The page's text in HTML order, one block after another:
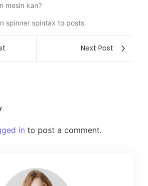
mesin kan?
Next Post
in to post a comment.